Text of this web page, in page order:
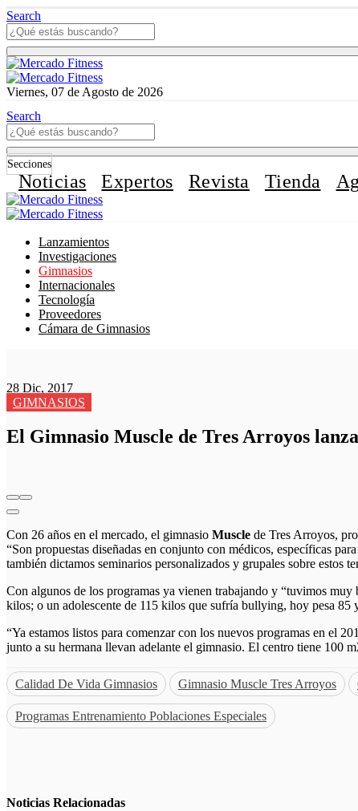
Search
Viernes, 07 de Agosto de 2026
Search
Secciones
Noticias Expertos Revista Tienda
Lanzamientos
Investigaciones
Gimnasios
Internacionales
Tecnología
Proveedores
Cámara de Gimnasios
28 Dic, 2017
GIMNASIOS
El Gimnasio Muscle de Tres Arroyos
Con 26 años en el mercado, el gimnasio Muscle de Tres Arroyos,
“Son propuestas diseñadas en conjunto con médicos, específicas
también dictamos seminarios personalizados y grupales sobre estos
Con algunos de los programas ya vienen trabajando y “tuvimos
kilos; o un adolescente de 115 kilos que sufría bullying, hoy pesa 85
“Ya estamos listos para comenzar con los nuevos programas en el
junto a su hermana llevan adelante el gimnasio. El centro tiene 100
Calidad De Vida Gimnasios Gimnasio Muscle Tres Arroyos
Programas Entrenamiento Poblaciones Especiales
Noticias Relacionadas